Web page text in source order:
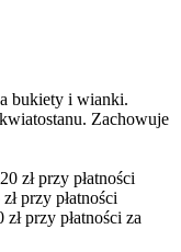
bukiety i wianki.
Zachowuje
zł przy płatności
przy płatności
przy płatności za